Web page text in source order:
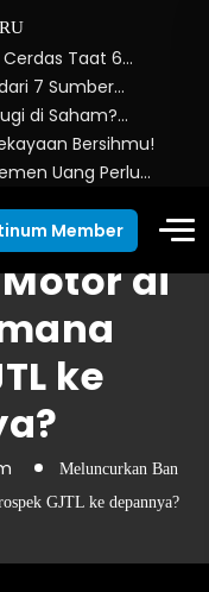
Taat 6…
7 Sumber…
di Saham?…
Bersihmu!
Uang Perlu…
Member
Ban
di
ke
Meluncurkan Ban
GJTL ke depannya?